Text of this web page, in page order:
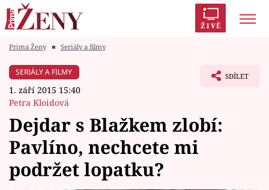
ŽIVĚ
Módní alarm
Témata
Celebrity
Prima Ženy ■ Seriály a filmy
SERIÁLY A FILMY
1. září 2015 15:40
Petra Kloidová
SDÍLET
Dejdar s Blažkem zlobí:
Pavlíno, nechcete mi
podržet lopatku?